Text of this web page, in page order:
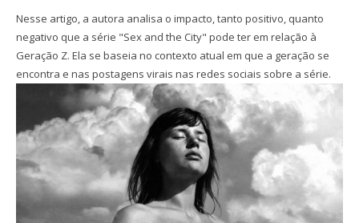
Zine
Autores
Sobre
Contato
Filmes
Sobre
Blog
Portfólio
Contato
Zine
Autores
Sobre
Contato
Filmes
Sobre
Blog
Portfólio
Contato
Nesse artigo, a autora analisa o impacto, tanto positivo, quanto
negativo que a série "Sex and the City" pode ter em relação à
Geração Z. Ela se baseia no contexto atual em que a geração se
encontra e nas postagens virais nas redes sociais sobre a série.